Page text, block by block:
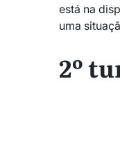
está na
uma
2º